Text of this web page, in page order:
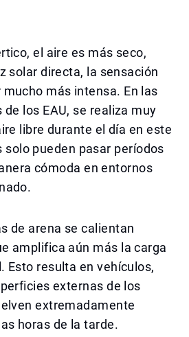
el aire es más seco,
solar directa, la sensación
más intensa. En las
los EAU, se realiza muy
libre durante el día en este
pueden pasar períodos
cómoda en entornos
de arena se calientan
amplifica aún más la carga
Esto resulta en vehículos,
externas de los
extremadamente
horas de la tarde.